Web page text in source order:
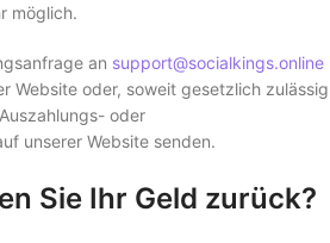
möglich.
an support@socialkings.online
Website oder, soweit gesetzlich zulässig
oder
unserer Website senden.
Sie Ihr Geld zurück?